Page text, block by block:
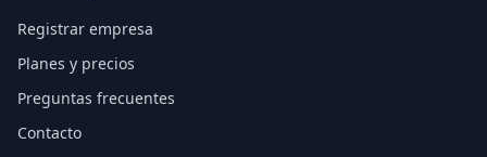
Registrar empresa
Planes y precios
Preguntas frecuentes
Contacto